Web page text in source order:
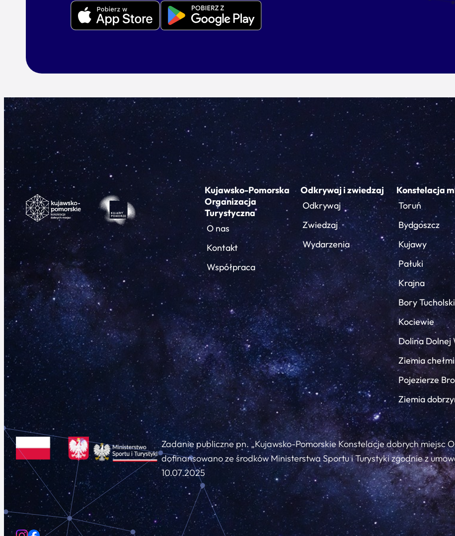
Kujawsko-Pomorska
Organizacja
Turystyczna
O nas
Kontakt
Współpraca
Odkrywaj i zwiedzaj
Odkrywaj
Zwiedzaj
Wydarzenia
Konstelacja
Toruń
Bydgoszcz
Kujawy
Pałuki
Krajna
Bory
Kociewie
Dolina Dolnej
Ziemia
Pojezierze
Ziemia
Zadanie publiczne pn. „Kujawsko-Pomorskie Konstelacje dobrych miejsc
dofinansowano ze środków Ministerstwa Sportu i Turystyki zgodnie z
10.07.2025